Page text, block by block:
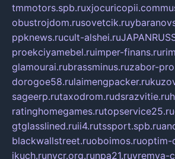
tmmotors.spb.ruxjocuricopii.com
obustrojdom.rusovetcik.ru
ppknews.rucult-alshei.ru
proekciyamebel.ruimper-finans.ru
glamourai.rubrassminus.ruzabor-
dorogoe58.rulaimengpacker.ru
sageerp.rutaxodrom.rudsrazvitie.ru
ratinghomegames.rutopservice25.ru
gtglasslined.ruii4.rutssport.spb.ru
blackwallstreet.ruoboimos.ruoptim-
ikuch.runycr.org.runpa21.ruvremya-